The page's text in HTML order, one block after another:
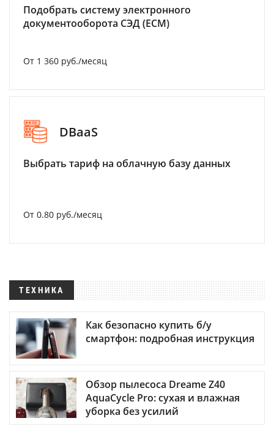
Подобрать систему электронного
документооборота СЭД (ECM)
От 1 360 руб./месяц
DBaaS
Выбрать тариф на облачную базу данных
От 0.80 руб./месяц
ТЕХНИКА
Как безопасно купить б/у
смартфон: подробная инструкция
Обзор пылесоса Dreame Z40
AquaCycle Pro: сухая и влажная
уборка без усилий